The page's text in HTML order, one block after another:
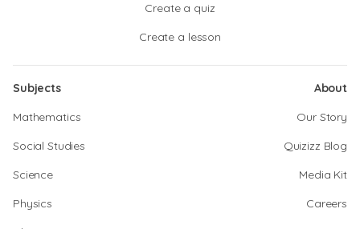
Create a quiz
Create a lesson
Subjects
Mathematics
Social Studies
Science
Physics
About
Our Story
Quizizz Blog
Media Kit
Careers